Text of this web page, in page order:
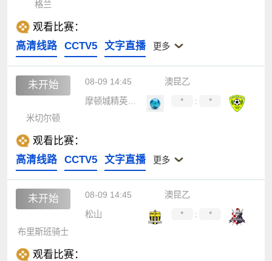
格兰
观看比赛：
高清线路
CCTV5 文字直播 更多
未开始 08-09 14:45
澳昆乙
摩顿城精英后备队
* :
*
米切尔顿
观看比赛：
高清线路
CCTV5 文字直播 更多
未开始 08-09 14:45
澳昆乙
松山
* :
*
布里斯班骑士
观看比赛：